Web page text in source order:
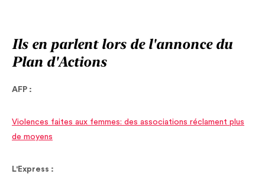
Ils en parlent lors de l'annonce du
Plan d'Actions
AFP :
Violences faites aux femmes: des associations réclament plus
de moyens
L'Express :